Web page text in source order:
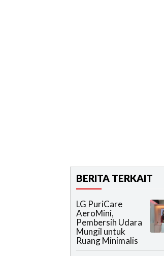
BERITA TERKAIT
LG PuriCare
AeroMini,
Pembersih Udara
Mungil untuk
Ruang Minimalis